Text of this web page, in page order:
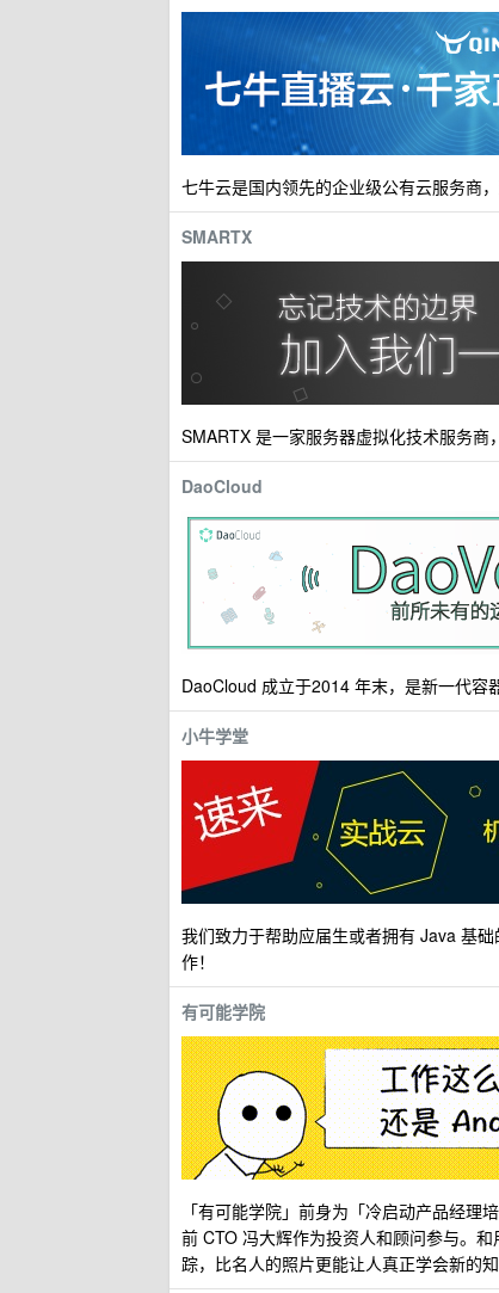
七牛云是国内领先的企业级公有云服务商
SMARTX
SMARTX 是一家服务器虚拟化技术服务
DaoCloud
DaoCloud 成立于2014 年末，是新一代容
小牛学堂
我们致力于帮助应届生或者拥有 Java 基
作！
有可能学院
「有可能学院」前身为「冷启动产品经
前 CTO 冯大辉作为投资人和顾问参与。
踪，比名人的照片更能让人真正学会新的知